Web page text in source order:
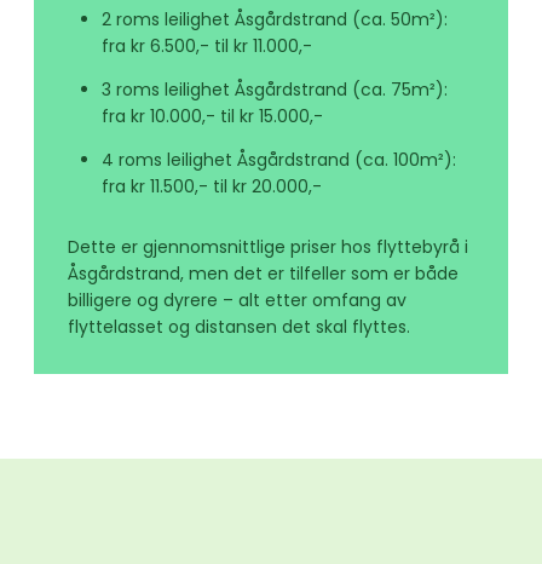
2 roms leilighet Åsgårdstrand (ca. 50m²):
fra kr 6.500,- til kr 11.000,-
3 roms leilighet Åsgårdstrand (ca. 75m²):
fra kr 10.000,- til kr 15.000,-
4 roms leilighet Åsgårdstrand (ca. 100m²):
fra kr 11.500,- til kr 20.000,-
Dette er gjennomsnittlige priser hos flyttebyrå i
Åsgårdstrand, men det er tilfeller som er både
billigere og dyrere – alt etter omfang av
flyttelasset og distansen det skal flyttes.